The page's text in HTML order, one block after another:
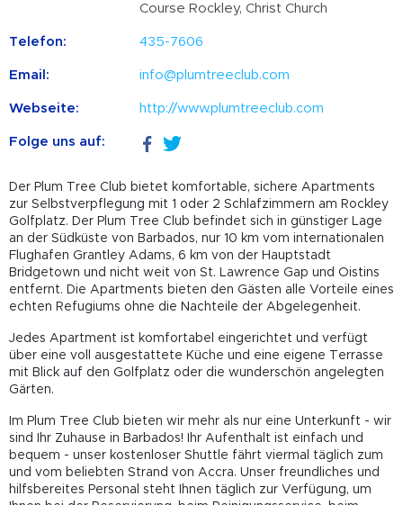
Course Rockley, Christ Church
Telefon: 435-7606
Email: info@plumtreeclub.com
Webseite: http://www.plumtreeclub.com
Folge uns auf:
Der Plum Tree Club bietet komfortable, sichere Apartments
zur Selbstverpflegung mit 1 oder 2 Schlafzimmern am Rockley
Golfplatz. Der Plum Tree Club befindet sich in günstiger Lage
an der Südküste von Barbados, nur 10 km vom internationalen
Flughafen Grantley Adams, 6 km von der Hauptstadt
Bridgetown und nicht weit von St. Lawrence Gap und Oistins
entfernt. Die Apartments bieten den Gästen alle Vorteile eines
echten Refugiums ohne die Nachteile der Abgelegenheit.
Jedes Apartment ist komfortabel eingerichtet und verfügt
über eine voll ausgestattete Küche und eine eigene Terrasse
mit Blick auf den Golfplatz oder die wunderschön angelegten
Gärten.
Im Plum Tree Club bieten wir mehr als nur eine Unterkunft - wir
sind Ihr Zuhause in Barbados! Ihr Aufenthalt ist einfach und
bequem - unser kostenloser Shuttle fährt viermal täglich zum
und vom beliebten Strand von Accra. Unser freundliches und
hilfsbereites Personal steht Ihnen täglich zur Verfügung, um